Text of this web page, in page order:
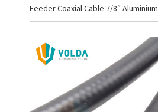
Feeder Coaxial Cable 7/8″ Aluminium